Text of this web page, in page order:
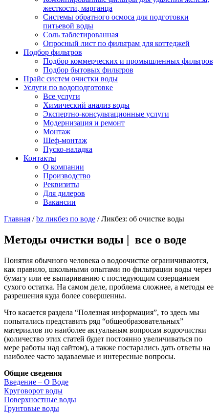
жесткости, марганца
Системы обратного осмоса для подготовки
питьевой воды
Соль таблетированная
Опросный лист по фильтрам для коттеджей
Подбор фильтров
Подбор коммерческих и промышленных фильтров
Подбор бытовых фильтров
Прайс систем очистки воды
Услуги по водоподготовке
Все услуги
Химический анализ воды
Экспертно-консультационные услуги
Модернизация и ремонт
Монтаж
Шеф-монтаж
Пуско-наладка
Контакты
О компании
Производство
Реквизиты
Для дилеров
Вакансии
Главная /bz ликбез по воде /Ликбез: об очистке воды
Методы очистки воды | все о воде
Понятия обычного человека о водоочистке ограничиваются,
как правило, школьными опытами по фильтрации воды через
бумагу или ее выпариванию с последующим созерцанием
сухого остатка. На самом деле, проблема сложнее, а методы ее
разрешения куда более совершенны.
Что касается раздела “Полезная информация”, то здесь мы
попытались представить ряд “общеобразовательных”
материалов по наиболее актуальным вопросам водоочистки
(количество этих статей будет постоянно увеличиваться по
мере работы над сайтом), а также постарались дать ответы на
наиболее часто задаваемые и интересные вопросы.
Общие сведения
Введение – О Воде
Круговорот воды
Поверхностные воды
Грунтовые воды